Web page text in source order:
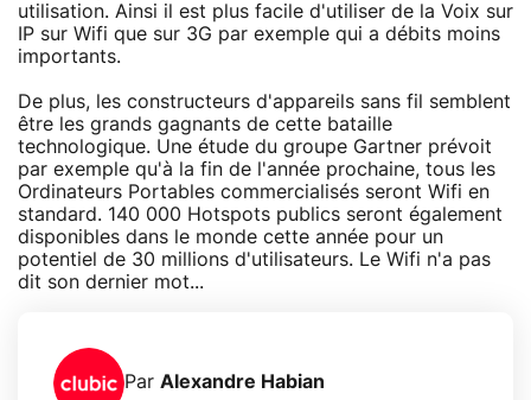
utilisation. Ainsi il est plus facile d'utiliser de la Voix sur
IP sur Wifi que sur 3G par exemple qui a débits moins
importants.
De plus, les constructeurs d'appareils sans fil semblent
être les grands gagnants de cette bataille
technologique. Une étude du groupe Gartner prévoit
par exemple qu'à la fin de l'année prochaine, tous les
Ordinateurs Portables commercialisés seront Wifi en
standard. 140 000 Hotspots publics seront également
disponibles dans le monde cette année pour un
potentiel de 30 millions d'utilisateurs. Le Wifi n'a pas
dit son dernier mot...
Par Alexandre Habian